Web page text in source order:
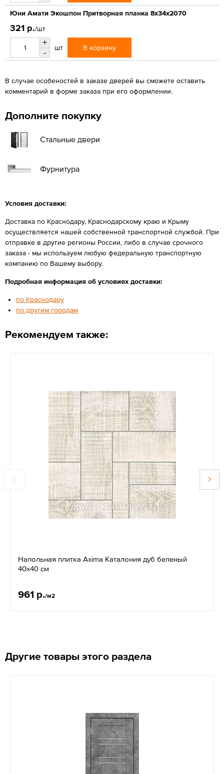
Юни Амати Экошпон Притворная планка 8х34х2070
321 р./шт
+
-
шт В корзину
В случае особеностей в заказе дверей вы сможете оставить
комментарий в форме заказа при его оформлении.
Дополните покупку
Стальные двери
Фурнитура
Условия доставки:
Доставка по Краснодару, Краснодарскому краю и Крыму
осуществляется нашей собственной транспортной службой. При
отправке в другие регионы России, либо в случае срочного
заказа - мы используем любую федеральную транспортную
компанию по Вашему выбору.
Подробная информация об условиях доставки:
по Краснодару
по другим городам
Рекомендуем также:
Напольная плитка Axima Каталония дуб беленый
40х40 см
961 р./м2
Другие товары этого раздела